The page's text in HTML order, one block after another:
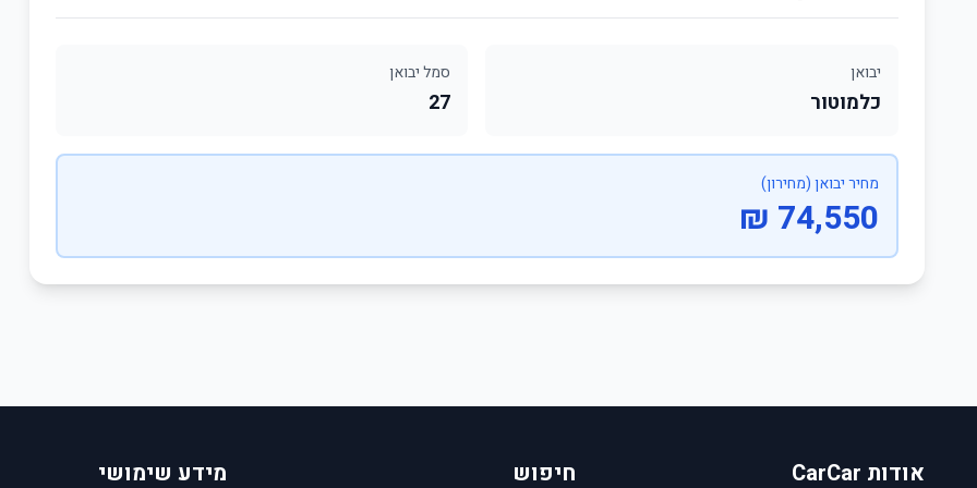
יבואן
כלמוטור
סמל יבואן
27
מחיר יבואן (מחירון)
74,550 ₪
אודות CarCar חיפוש מידע שימושי